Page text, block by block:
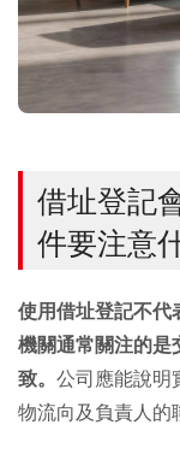
借址登記
件要注意
使用借址登記不代
機關通常關注的是
致。 公司應能說明
物流向及負責人的